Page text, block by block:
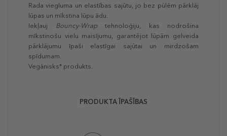
Rada viegluma un elastības sajūtu, jo bez pūlēm pārklāj
lūpas un mīkstina lūpu ādu.
Iekļauj Bouncy-Wraptehnoloģiju, kas nodrošina
mīkstinošu vielu maisījumu, garantējot lūpām gelveida
pārklājumu īpaši elastīgai sajūtai un mirdzošam
spīdumam.
Vegānisks* produkts.
PRODUKTA ĪPAŠĪBAS